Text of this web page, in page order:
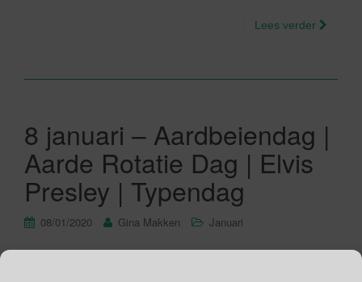
Lees verder
8 januari – Aardbeiendag |
Aarde Rotatie Dag | Elvis
Presley | Typendag
08/01/2020 Gina Makken Januari